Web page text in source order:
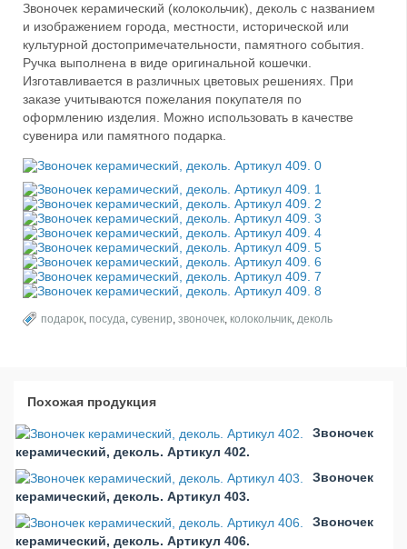
Звоночек керамический (колокольчик), деколь с названием
и изображением города, местности, исторической или
культурной достопримечательности, памятного события.
Ручка выполнена в виде оригинальной кошечки.
Изготавливается в различных цветовых решениях. При
заказе учитываются пожелания покупателя по
оформлению изделия. Можно использовать в качестве
сувенира или памятного подарка.
подарок, посуда, сувенир, звоночек, колокольчик, деколь
Похожая продукция
Звоночек
керамический, деколь. Артикул 402.
Звоночек
керамический, деколь. Артикул 403.
Звоночек
керамический, деколь. Артикул 406.